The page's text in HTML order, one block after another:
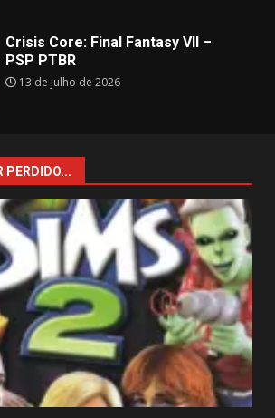
Crisis Core: Final Fantasy VII –
PSP PTBR
13 de julho de 2026
PERDIDO...